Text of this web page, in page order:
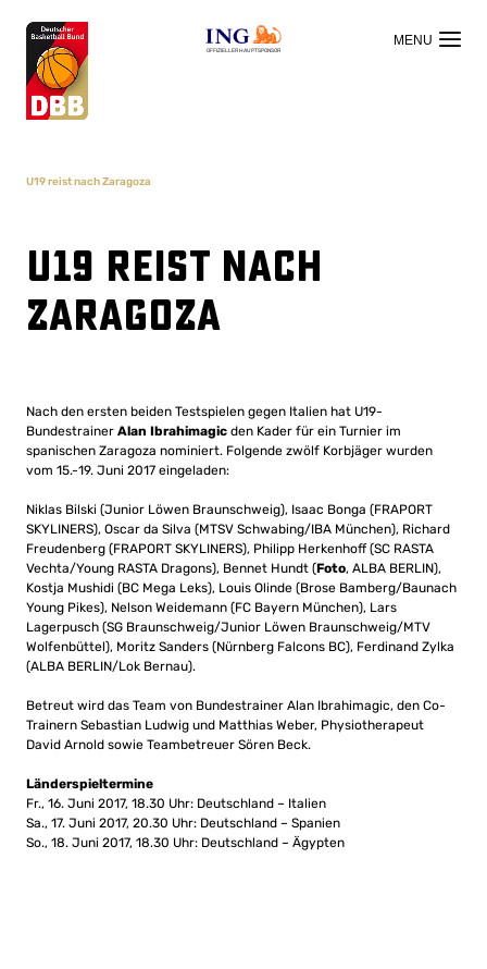
OFFIZIELLER HAUPTSPONSOR
U19 reist nach Zaragoza
U19 reist nach
Zaragoza
Nach den ersten beiden Testspielen gegen Italien hat U19-
Bundestrainer Alan Ibrahimagic den Kader für ein Turnier im
spanischen Zaragoza nominiert. Folgende zwölf Korbjäger wurden
vom 15.-19. Juni 2017 eingeladen:
Niklas Bilski (Junior Löwen Braunschweig), Isaac Bonga (FRAPORT
SKYLINERS), Oscar da Silva (MTSV Schwabing/IBA München), Richard
Freudenberg (FRAPORT SKYLINERS), Philipp Herkenhoff (SC RASTA
Vechta/Young RASTA Dragons), Bennet Hundt (Foto, ALBA BERLIN),
Kostja Mushidi (BC Mega Leks), Louis Olinde (Brose Bamberg/Baunach
Young Pikes), Nelson Weidemann (FC Bayern München), Lars
Lagerpusch (SG Braunschweig/Junior Löwen Braunschweig/MTV
Wolfenbüttel), Moritz Sanders (Nürnberg Falcons BC), Ferdinand Zylka
(ALBA BERLIN/Lok Bernau).
Betreut wird das Team von Bundestrainer Alan Ibrahimagic, den Co-
Trainern Sebastian Ludwig und Matthias Weber, Physiotherapeut
David Arnold sowie Teambetreuer Sören Beck.
Länderspieltermine
Fr., 16. Juni 2017, 18.30 Uhr: Deutschland – Italien
Sa., 17. Juni 2017, 20.30 Uhr: Deutschland – Spanien
So., 18. Juni 2017, 18.30 Uhr: Deutschland – Ägypten